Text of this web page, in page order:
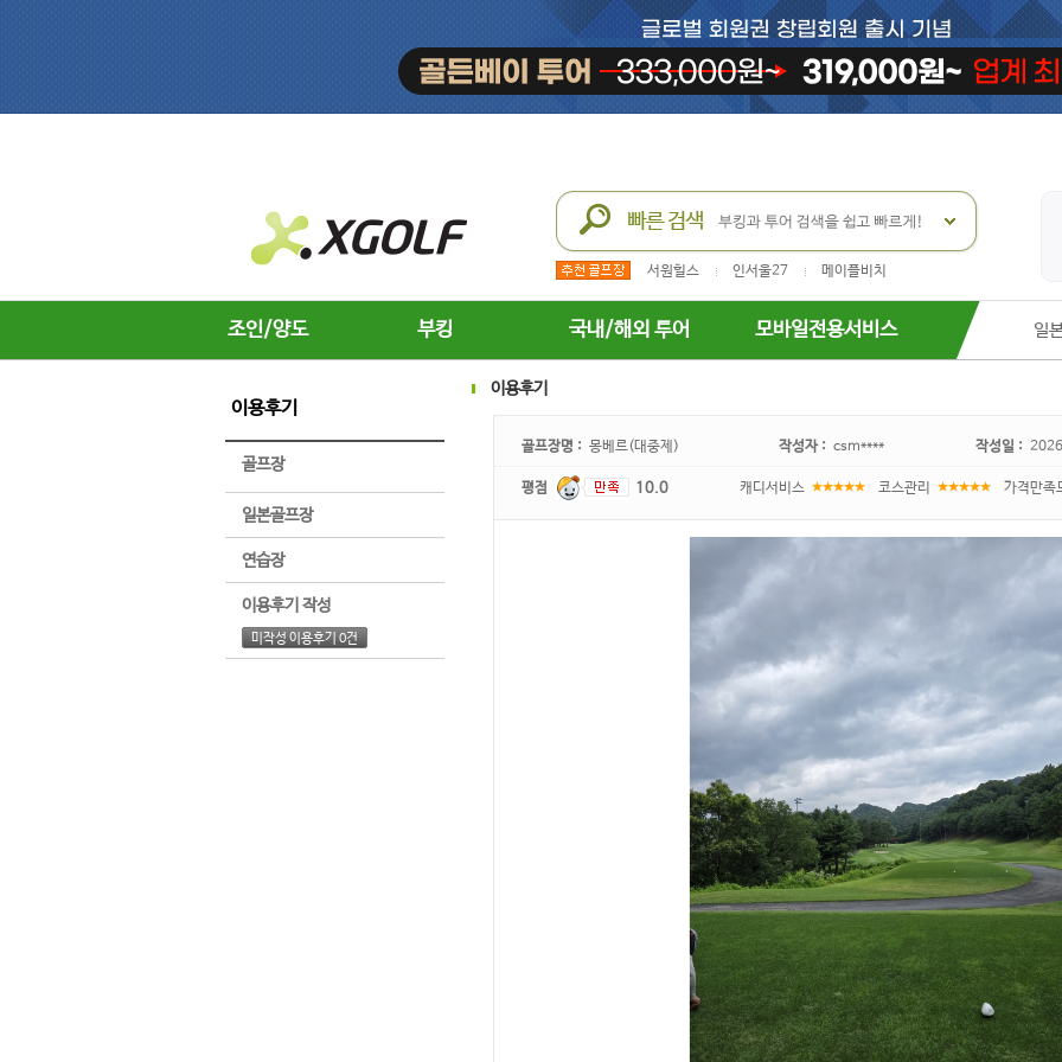
서원힐스 인서울27 메이플비치
조인/양도 부킹 국내/해외 투어 모바일전용서비스 일
이용후기
골프장
일본골프장
연습장
이용후기 작성
미작성 이용후기 0건
이용후기
골프장명 : 몽베르(대중제) 작성자 : csm**** 작성일 :
평점 10.0 캐디서비스 코스관리 가격만족